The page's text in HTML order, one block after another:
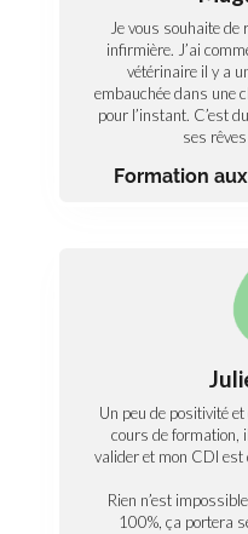
Je vous souhaite de
infirmière. J’ai
vétérinaire il y a
embauchée dans une
pour l’instant. C’est
ses
Formation
Je vous souhaite de
infirmière. J’ai
vétérinaire il y a un an
embauchée dans une
pour l’instant. C’est
ses rêves et ne rien
Découvrez notre
vétérinaire
Un peu de positivité et
cours de formation,
valider et mon CDI est
Rien n’est
100%, ça portera
L’avis de Julie,
Un peu de positivité et
cours de formation, il
valider et mon CDI est
civil !!
Rien n’est
100%, ça portera ses
Découvrez notre
médicale